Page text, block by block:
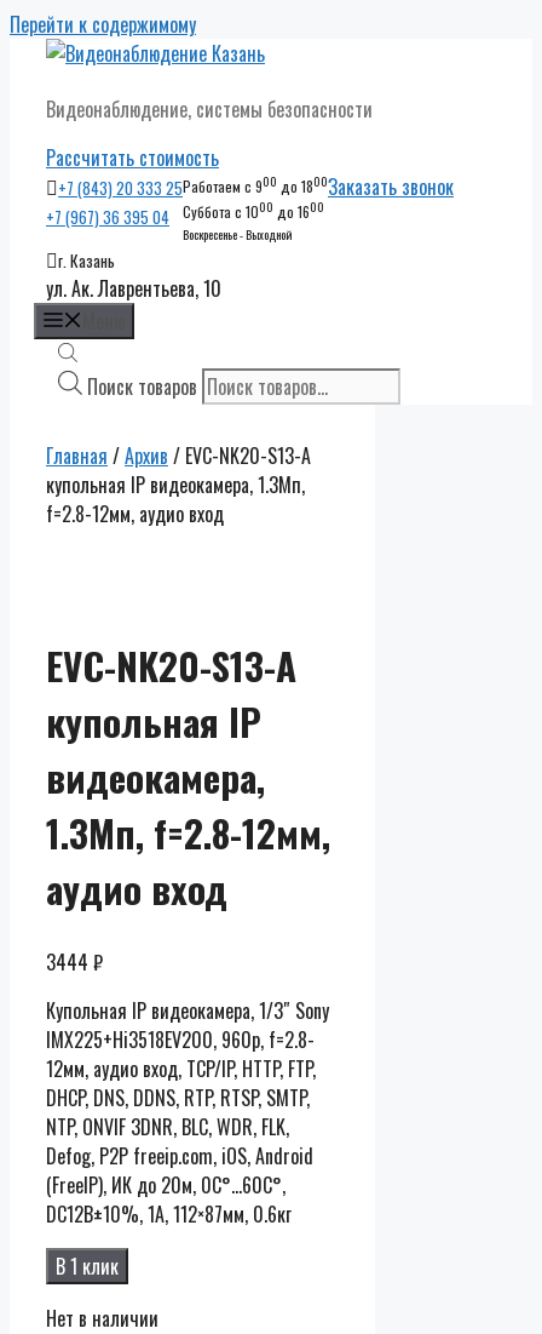
Перейти к содержимому
Видеонаблюдение, системы безопасности
Рассчитать стоимость
+7 (843) 20 333 25
+7 (967) 36 395 04
Работаем с 900 до 1800
Суббота с 1000 до 1600
Воскресенье - Выходной
Заказать звонок
г. Казань
ул. Ак. Лаврентьева, 10
Поиск товаров
Главная /Архив / EVC-NK20-S13-A
купольная IP видеокамера, 1.3Мп,
f=2.8-12мм, аудио вход
EVC-NK20-S13-A
купольная IP
видеокамера,
1.3Мп, f=2.8-12мм,
аудио вход
3444 ₽
Купольная IP видеокамера, 1/3″ Sony
IMX225+Hi3518EV200, 960p, f=2.8-
12мм, аудио вход, TCP/IP, HTTP, FTP,
DHCP, DNS, DDNS, RTP, RTSP, SMTP,
NTP, ONVIF 3DNR, BLC, WDR, FLK,
Defog, P2P freeip.com, iOS, Android
(FreeIP), ИК до 20м, 0C°…60C°,
DC12В±10%, 1А, 112×87мм, 0.6кг
В 1 клик
Нет в наличии